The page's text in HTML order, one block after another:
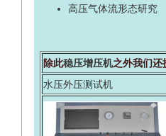
高压气体流形态研究
除此稳压增压机之外我们还
水压外压测试机